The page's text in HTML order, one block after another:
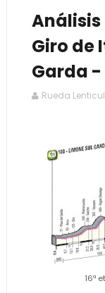
Análisis
Giro de
Garda -
Rueda
16ª